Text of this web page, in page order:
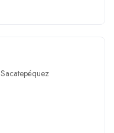
Sacatepéquez